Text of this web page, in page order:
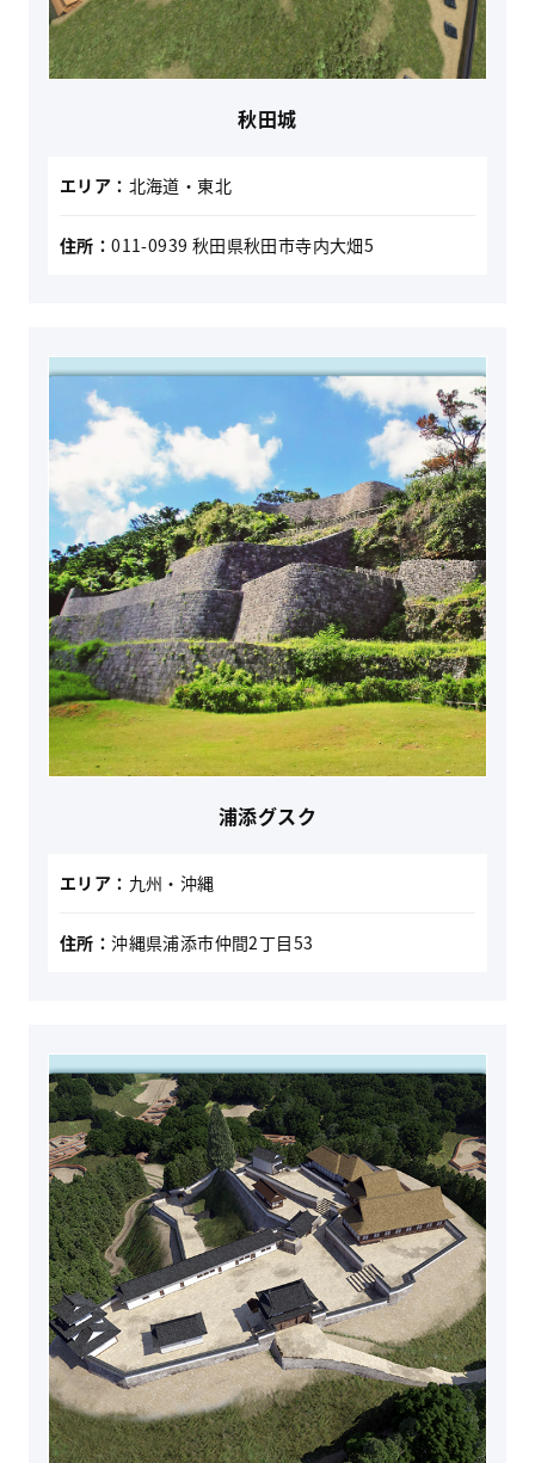
秋田城
エリア： 北海道・東北
住所：011-0939 秋田県秋田市寺内大畑5
浦添グスク
エリア： 九州・沖縄
住所：沖縄県浦添市仲間2丁目53